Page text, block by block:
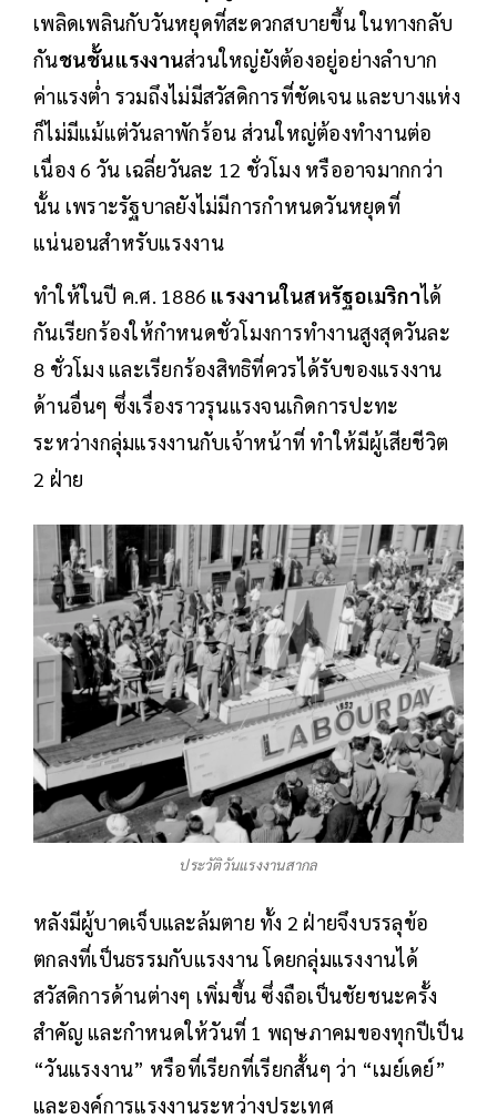
เพลิดเพลินกับวันหยุดที่สะดวกสบายขึ้น ในทางกลับ
กันชนชั้นแรงงานส่วนใหญ่ยังต้องอยู่อย่างลำบาก
ค่าแรงต่ำ รวมถึงไม่มีสวัสดิการที่ชัดเจน และบางแห่ง
ก็ไม่มีแม้แต่วันลาพักร้อน ส่วนใหญ่ต้องทำงานต่อ
เนื่อง 6 วัน เฉลี่ยวันละ 12 ชั่วโมง หรืออาจมากกว่า
นั้น เพราะรัฐบาลยังไม่มีการกำหนดวันหยุดที่
แน่นอนสำหรับแรงงาน
ทำให้ในปี ค.ศ. 1886 แรงงานในสหรัฐอเมริกาได้
กันเรียกร้องให้กำหนดชั่วโมงการทำงานสูงสุดวันละ
8 ชั่วโมง และเรียกร้องสิทธิที่ควรได้รับของแรงงาน
ด้านอื่นๆ ซึ่งเรื่องราวรุนแรงจนเกิดการปะทะ
ระหว่างกลุ่มแรงงานกับเจ้าหน้าที่ ทำให้มีผู้เสียชีวิต
2 ฝ่าย
ประวัติวันแรงงานสากล
หลังมีผู้บาดเจ็บและล้มตาย ทั้ง 2 ฝ่ายจึงบรรลุข้อ
ตกลงที่เป็นธรรมกับแรงงาน โดยกลุ่มแรงงานได้
สวัสดิการด้านต่างๆ เพิ่มขึ้น ซึ่งถือเป็นชัยชนะครั้ง
สำคัญ และกำหนดให้วันที่ 1 พฤษภาคมของทุกปีเป็น
“วันแรงงาน” หรือที่เรียกที่เรียกสั้นๆ ว่า “เมย์เดย์”
และองค์การแรงงานระหว่างประเทศ